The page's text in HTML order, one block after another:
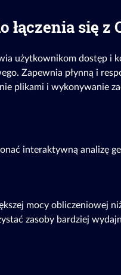
się z
użytkownikom dostęp i
Zapewnia płynną i
plikami i wykonywanie
interaktywną analizę
mocy obliczeniowej
zasoby bardziej